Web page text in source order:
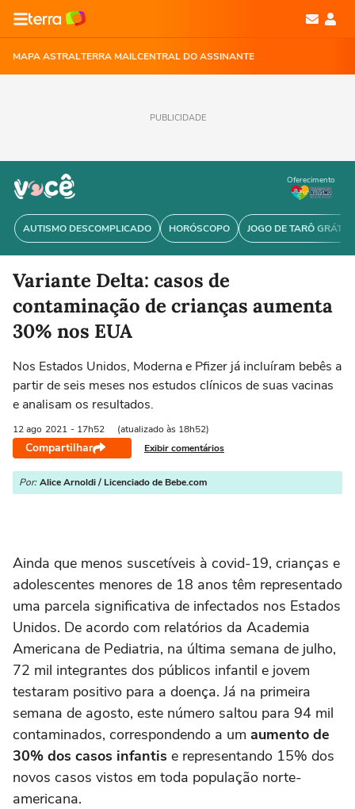
MAPA ASTRALTERRA MAILCENTRAL DO ASSINANTE
PUBLICIDADE
AUTISMO DESCOMPLICADO HORÓSCOPO JOGO DE TARÔ GRÁTIS
Oferecimento
Variante Delta: casos de
contaminação de crianças aumenta
30% nos EUA
Nos Estados Unidos, Moderna e Pfizer já incluíram bebês a
partir de seis meses nos estudos clínicos de suas vacinas
e analisam os resultados.
12 ago 2021 - 17h52 (atualizado às 18h52)
Compartilhar Exibir comentários
Por: Alice Arnoldi / Licenciado de Bebe.com
Ainda que menos suscetíveis à covid-19, crianças e
adolescentes menores de 18 anos têm representado
uma parcela significativa de infectados nos Estados
Unidos. De acordo com relatórios da Academia
Americana de Pediatria, na última semana de julho,
72 mil integrantes dos públicos infantil e jovem
testaram positivo para a doença. Já na primeira
semana de agosto, este número saltou para 94 mil
contaminados, correspondendo a um aumento de
30% dos casos infantis e representando 15% dos
novos casos vistos em toda população norte-
americana.